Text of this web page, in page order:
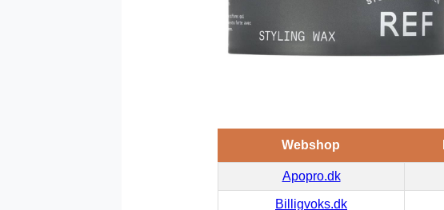
Webshop
Apopro.dk
Billigvoks.dk